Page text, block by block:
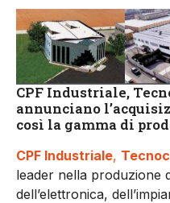
CPF Industriale,
annunciano
così la gamma di
CPF Industriale,
leader nella produzione
dell’elettronica,